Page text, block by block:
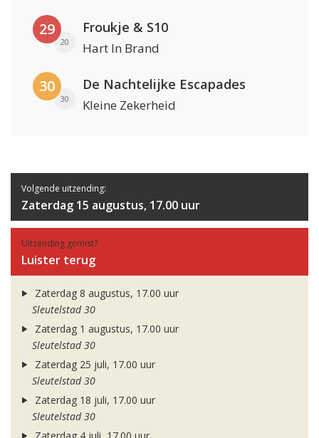
29
20
Froukje & S10
Hart In Brand
30
30
De Nachtelijke Escapades
Kleine Zekerheid
Volgende uitzending:
Zaterdag 15 augustus, 17.00 uur
Uitzending gemist?
Luister terug
Zaterdag 8 augustus, 17.00 uur
Sleutelstad 30
Zaterdag 1 augustus, 17.00 uur
Sleutelstad 30
Zaterdag 25 juli, 17.00 uur
Sleutelstad 30
Zaterdag 18 juli, 17.00 uur
Sleutelstad 30